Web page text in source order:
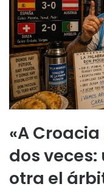
«A
dos
otra el